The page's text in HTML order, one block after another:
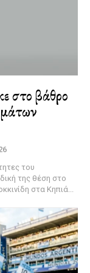
στο βάθρο
του
της θέση στο
στα Κηπιά...